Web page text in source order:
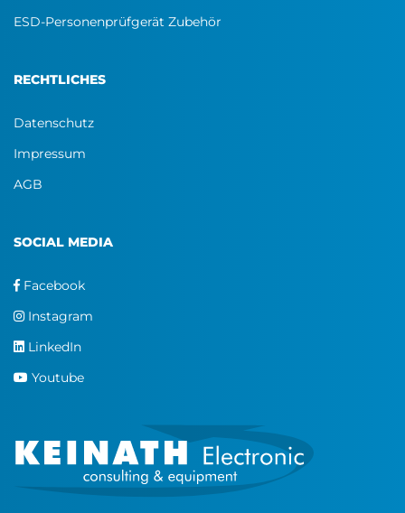
ESD-Personenprüfgerät Zubehör
RECHTLICHES
Datenschutz
Impressum
AGB
SOCIAL MEDIA
Facebook
Instagram
LinkedIn
Youtube